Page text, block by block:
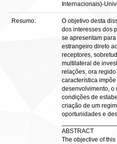
Internacionais)-
Resumo:
O objetivo desta
dos interesses dos
se apresentam
estrangeiro direto
receptores,
multilateral de
relações, ora
característica
desenvolvimento, o
condições de
criação de um
oportunidades e
ABSTRACT
The objective of